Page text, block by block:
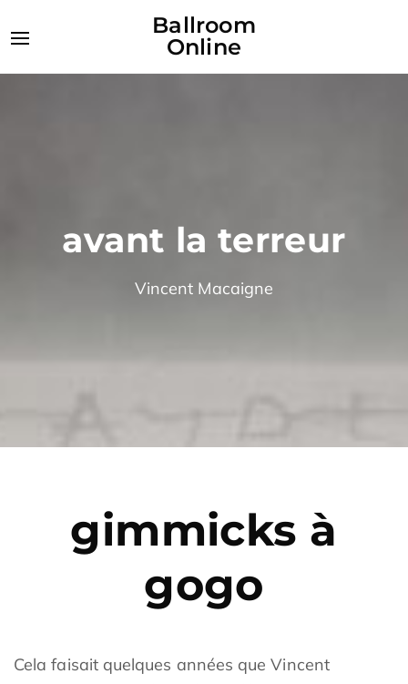
Ballroom
Online
avant la terreur
Vincent Macaigne
gimmicks à
gogo
Cela faisait quelques années que Vincent